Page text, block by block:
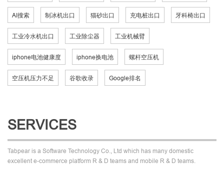
AI搜索 制冰机出口 猫砂出口 充电桩出口 牙科椅出口
工业冷水机出口 工业除尘器 工业机械臂
iphone电池健康度 iphone换电池 螺杆空压机
空压机压力不足 谷歌收录 Google排名
SERVICES
Tabpear is a Software Technology Co., Ltd which has many domestic
excellent e-commerce platform R & D teams and mobile R & D teams.